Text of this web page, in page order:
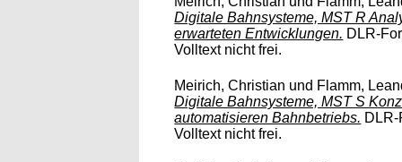
Digitale Bahnsysteme, MST R
erwarteten Entwicklungen. DLR-
Volltext nicht frei.
Meirich, Christian und Flamm,
Digitale Bahnsysteme, MST S
automatisieren Bahnbetriebs.
Volltext nicht frei.